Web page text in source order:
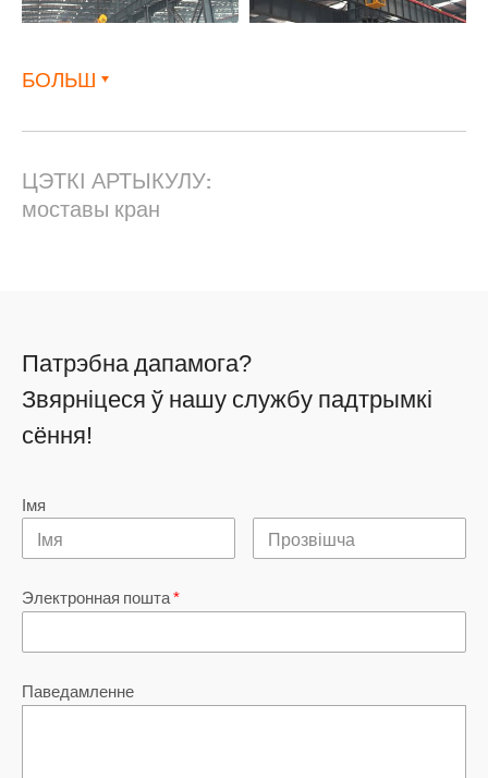
БОЛЬШ
ЦЭТКІ АРТЫКУЛУ:
моставы кран
Патрэбна дапамога?
Звярніцеся ў нашу службу падтрымкі
сёння!
Імя
Электронная пошта*
Паведамленне